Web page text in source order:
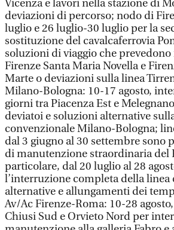
Vicenza e lavori nella stazione di
deviazioni di percorso; nodo di
luglio e 26 luglio-30 luglio per la
sostituzione del cavalcaferrovia
soluzioni di viaggio che prevedono
Firenze Santa Maria Novella e
Marte o deviazioni sulla linea
Milano-Bologna: 10-17 agosto,
giorni tra Piacenza Est e
deviatoi e soluzioni alternative
convenzionale Milano-Bologna;
dal 3 giugno al 30 settembre sono
di manutenzione straordinaria del
particolare, dal 20 luglio al 28
l’interruzione completa della linea
alternative e allungamenti dei
Av/Ac Firenze-Roma: 10-28
Chiusi Sud e Orvieto Nord per